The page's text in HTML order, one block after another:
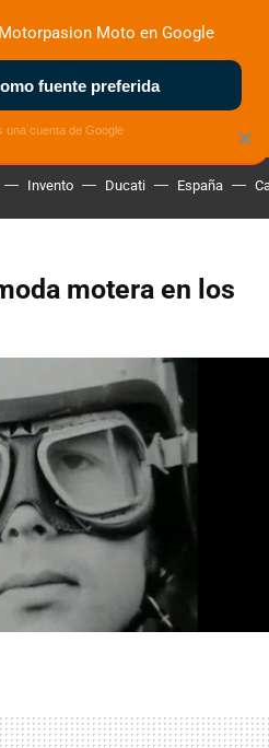
MOTOS ELÉCTRICAS
Invento Ducati España
motera en los
×
Moto en Google
fuente preferida
una cuenta de Google